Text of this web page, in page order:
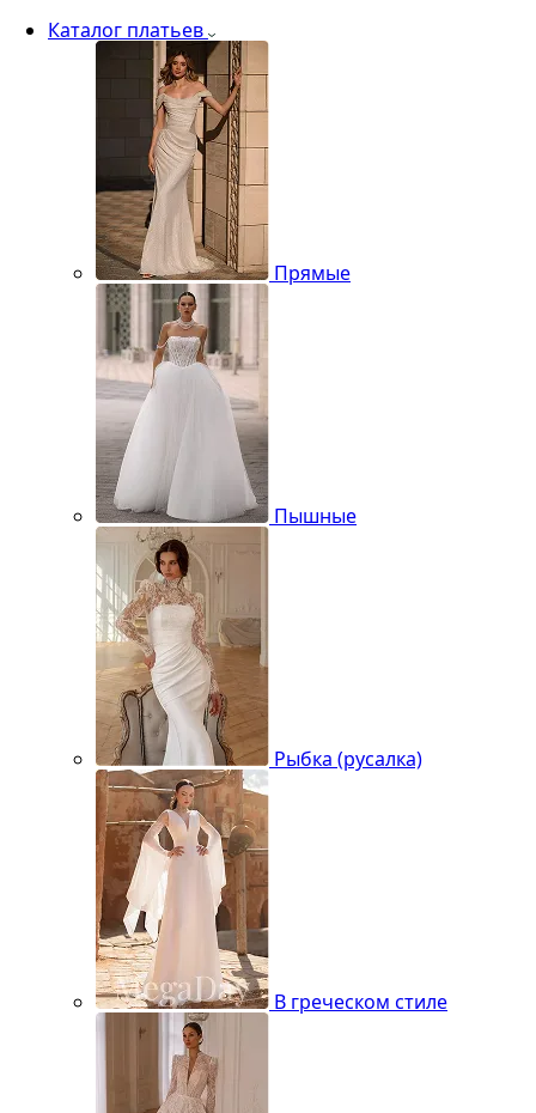
Каталог платьев
Прямые
Пышные
Рыбка (русалка)
В греческом стиле